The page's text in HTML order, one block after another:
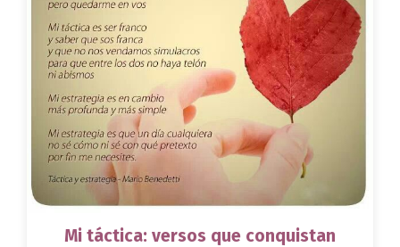
Mi táctica: versos que conquistan